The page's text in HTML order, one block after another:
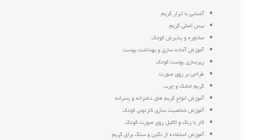
آشنایی با ابزار گریم
بیس اصلی گریم
مشاوره و پذيرش كودك
آموزش آماده سازی و بهداشت پوست
زيرسازی پوست كودك
طراحی بر روی صورت
گریم خشک و چرب
آموزش انواع گریم های دخترانه و پسرانه
آموزش شخصيت سازی كارتونی كودك
كار با رنگ و اكليل روی صورت كودك
آموزش استفاده از نگین و سنگ برای گریم